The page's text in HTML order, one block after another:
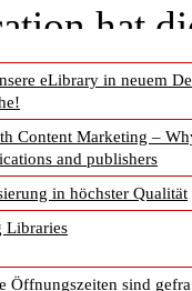
eLibrary in neuem
Content Marketing –
and publishers
in höchster Qualität
Libraries
Öffnungszeiten sind
hat
der
und